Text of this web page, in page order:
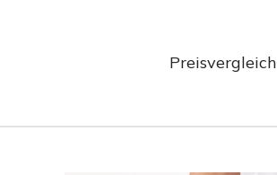
Preisvergleich